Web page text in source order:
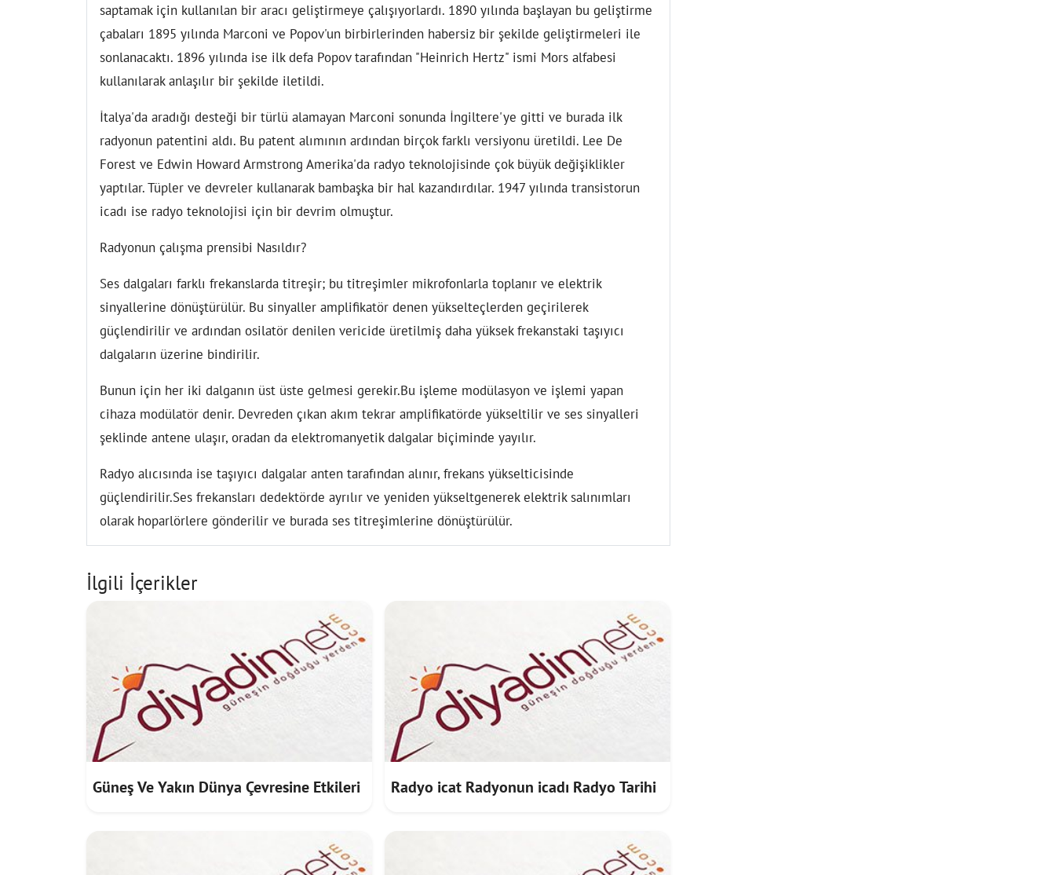
saptamak için kullanılan bir aracı geliştirmeye çalışıyorlardı. 1890 yılında başlayan bu geliştirme
çabaları 1895 yılında Marconi ve Popov'un birbirlerinden habersiz bir şekilde geliştirmeleri ile
sonlanacaktı. 1896 yılında ise ilk defa Popov tarafından "Heinrich Hertz" ismi Mors alfabesi
kullanılarak anlaşılır bir şekilde iletildi.
İtalya'da aradığı desteği bir türlü alamayan Marconi sonunda İngiltere'ye gitti ve burada ilk
radyonun patentini aldı. Bu patent alımının ardından birçok farklı versiyonu üretildi. Lee De
Forest ve Edwin Howard Armstrong Amerika'da radyo teknolojisinde çok büyük değişiklikler
yaptılar. Tüpler ve devreler kullanarak bambaşka bir hal kazandırdılar. 1947 yılında transistorun
icadı ise radyo teknolojisi için bir devrim olmuştur.
Radyonun çalışma prensibi Nasıldır?
Ses dalgaları farklı frekanslarda titreşir; bu titreşimler mikrofonlarla toplanır ve elektrik
sinyallerine dönüştürülür. Bu sinyaller amplifikatör denen yükselteçlerden geçirilerek
güçlendirilir ve ardından osilatör denilen vericide üretilmiş daha yüksek frekanstaki taşıyıcı
dalgaların üzerine bindirilir.
Bunun için her iki dalganın üst üste gelmesi gerekir.Bu işleme modülasyon ve işlemi yapan
cihaza modülatör denir. Devreden çıkan akım tekrar amplifikatörde yükseltilir ve ses sinyalleri
şeklinde antene ulaşır, oradan da elektromanyetik dalgalar biçiminde yayılır.
Radyo alıcısında ise taşıyıcı dalgalar anten tarafından alınır, frekans yükselticisinde
güçlendirilir.Ses frekansları dedektörde ayrılır ve yeniden yükseltgenerek elektrik salınımları
olarak hoparlörlere gönderilir ve burada ses titreşimlerine dönüştürülür.
İlgili İçerikler
Güneş Ve Yakın Dünya Çevresine Etkileri Radyo icat Radyonun icadı Radyo Tarihi